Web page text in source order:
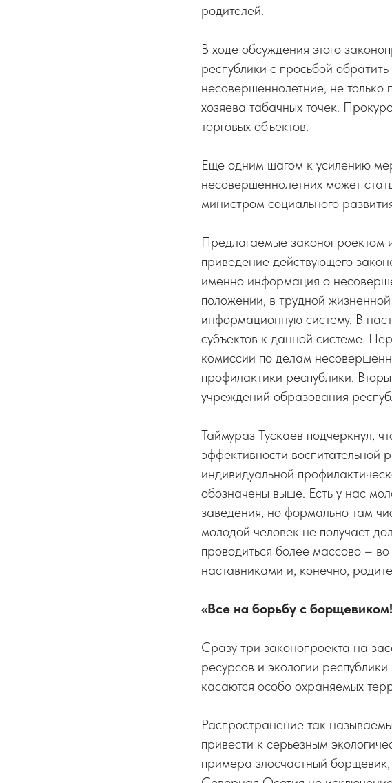
родителей.
В ходе обсуждения этого
республики с просьбой
несовершеннолетние, не только
хозяева табачных точек.
торговых объектов.
Еще одним шагом к усилению
несовершеннолетних может
министром социального
Предлагаемые законопроектом
приведение действующего
именно информация о
положении, в трудной
информационную систему. В
субъектов к данной системе.
комиссии по делам
профилактики республики.
учреждений образования
Таймураз Тускаев подчеркнул,
эффективности воспитательной
индивидуальной
обозначены выше. Есть у нас
заведения, но формально там
молодой человек не получает
проводиться более массово –
наставниками и, конечно,
«Все на борьбу с
Сразу три законопроекта на
ресурсов и экологии республики
касаются особо охраняемых
Распространение так
привести к серьезным
примера злосчастный